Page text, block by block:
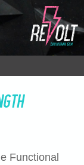
Functional